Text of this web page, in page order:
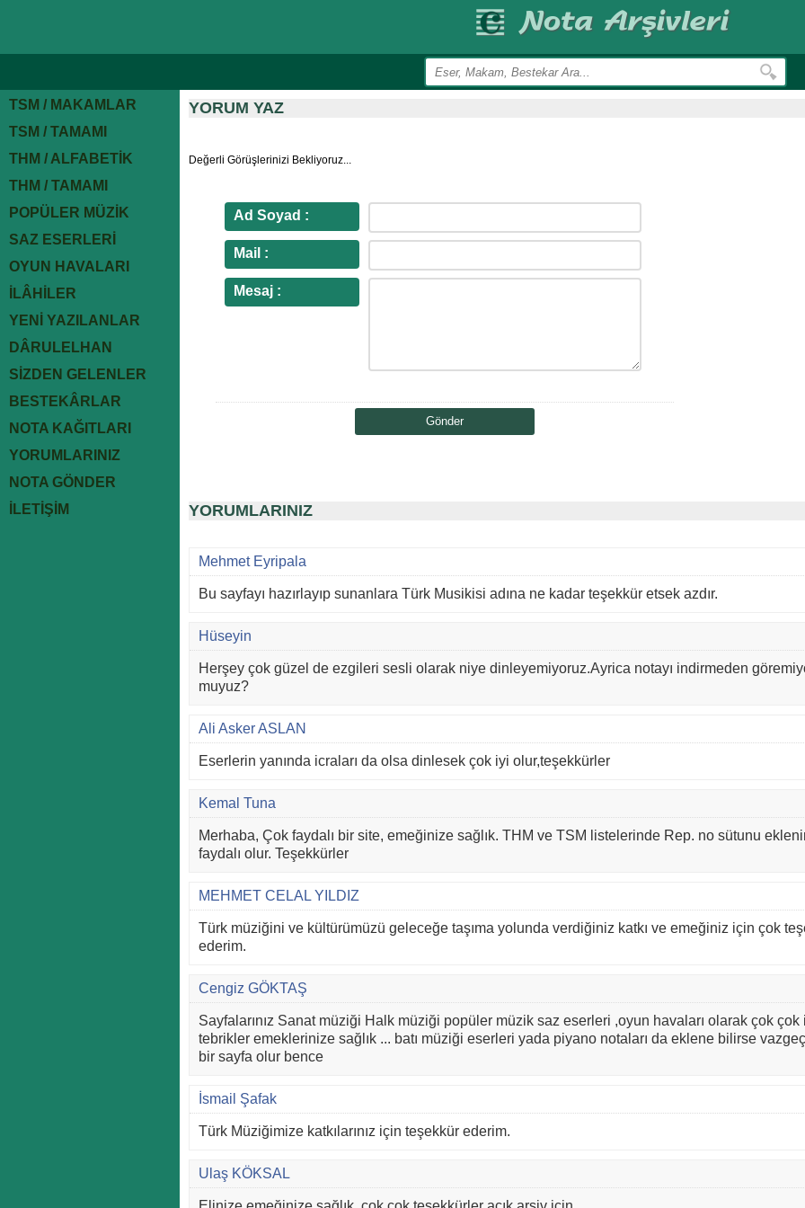
TSM / MAKAMLAR
TSM / TAMAMI
THM / ALFABETİK
THM / TAMAMI
POPÜLER MÜZİK
SAZ ESERLERİ
OYUN HAVALARI
İLÂHİLER
YENİ YAZILANLAR
DÂRULELHAN
SİZDEN GELENLER
BESTEKÂRLAR
NOTA KAĞITLARI
YORUMLARINIZ
NOTA GÖNDER
İLETİŞİM
YORUM YAZ
Değerli Görüşlerinizi Bekliyoruz...
Ad Soyad :
Mail :
Mesaj :
YORUMLARINIZ
Mehmet Eyripala
Bu sayfayı hazırlayıp sunanlara Türk Musikisi adına ne kadar teşekkür etsek azdır.
Hüseyin
Herşey çok güzel de ezgileri sesli olarak niye dinleyemiyoruz.Ayrica notayı indirmeden
muyuz?
Ali Asker ASLAN
Eserlerin yanında icraları da olsa dinlesek çok iyi olur,teşekkürler
Kemal Tuna
Merhaba, Çok faydalı bir site, emeğinize sağlık. THM ve TSM listelerinde Rep. no sütunu
faydalı olur. Teşekkürler
MEHMET CELAL YILDIZ
Türk müziğini ve kültürümüzü geleceğe taşıma yolunda verdiğiniz katkı ve emeğiniz için çok
ederim.
Cengiz GÖKTAŞ
Sayfalarınız Sanat müziği Halk müziği popüler müzik saz eserleri ,oyun havaları olarak çok çok
tebrikler emeklerinize sağlık ... batı müziği eserleri yada piyano notaları da eklene bilirse
bir sayfa olur bence
İsmail Şafak
Türk Müziğimize katkılarınız için teşekkür ederim.
Ulaş KÖKSAL